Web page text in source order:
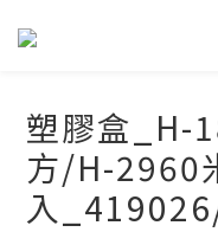
塑膠盒_H-
方/H-2960
入